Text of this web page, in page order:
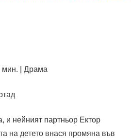
мин. | Драма
и нейният партньор Ектор
на детето внася промяна във